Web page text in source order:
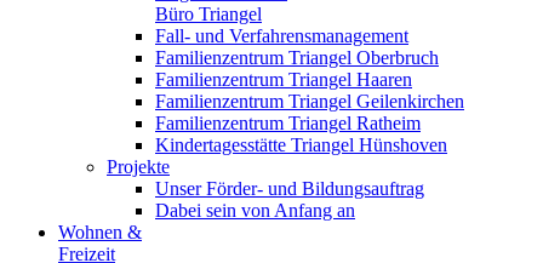
Büro Triangel
Fall- und Verfahrensmanagement
Familienzentrum Triangel Oberbruch
Familienzentrum Triangel Haaren
Familienzentrum Triangel Geilenkirchen
Familienzentrum Triangel Ratheim
Kindertagesstätte Triangel Hünshoven
Projekte
Unser Förder- und Bildungsauftrag
Dabei sein von Anfang an
Wohnen &
Freizeit